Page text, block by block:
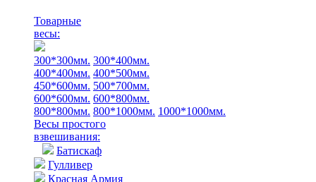
Товарные
весы:
300*300мм. 300*400мм.
400*400мм. 400*500мм.
450*600мм. 500*700мм.
600*600мм. 600*800мм.
800*800мм. 800*1000мм. 1000*1000мм.
Весы простого
взвешивания:
Батискаф
Гулливер
Красная Армия